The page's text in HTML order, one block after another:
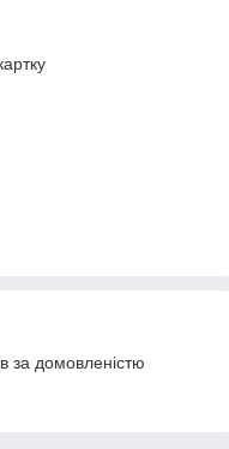
за домовленістю